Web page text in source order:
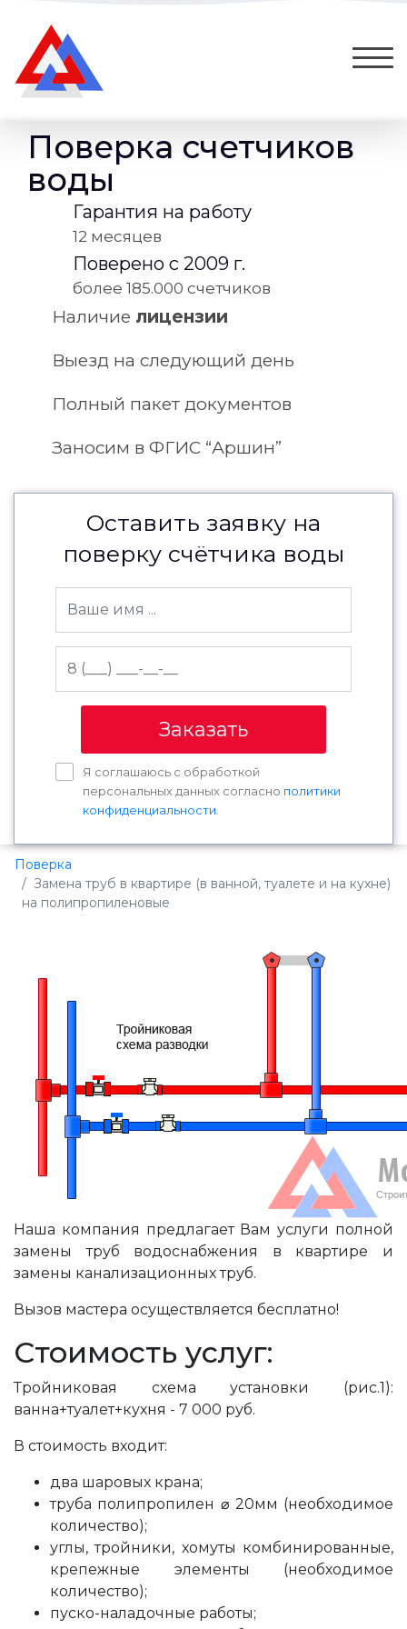
Поверка счетчиков
воды
Гарантия на работу
12 месяцев
Поверено с 2009 г.
более 185.000 счетчиков
Наличие лицензии
Выезд на следующий день
Полный пакет документов
Заносим в ФГИС “Аршин”
Оставить заявку на
поверку счётчика воды
Заказать
Я соглашаюсь с обработкой
персональных данных согласно политики
конфиденциальности
Поверка
Замена труб в квартире (в ванной, туалете и на кухне)
на полипропиленовые
Наша компания предлагает Вам услуги полной
замены труб водоснабжения в квартире и
замены канализационных труб.
Вызов мастера осуществляется бесплатно!
Стоимость услуг:
Тройниковая схема установки (рис.1):
ванна+туалет+кухня - 7 000 руб.
В стоимость входит:
два шаровых крана;
труба полипропилен ⌀ 20мм (необходимое
количество);
углы, тройники, хомуты комбинированные,
крепежные элементы (необходимое
количество);
пуско-наладочные работы;